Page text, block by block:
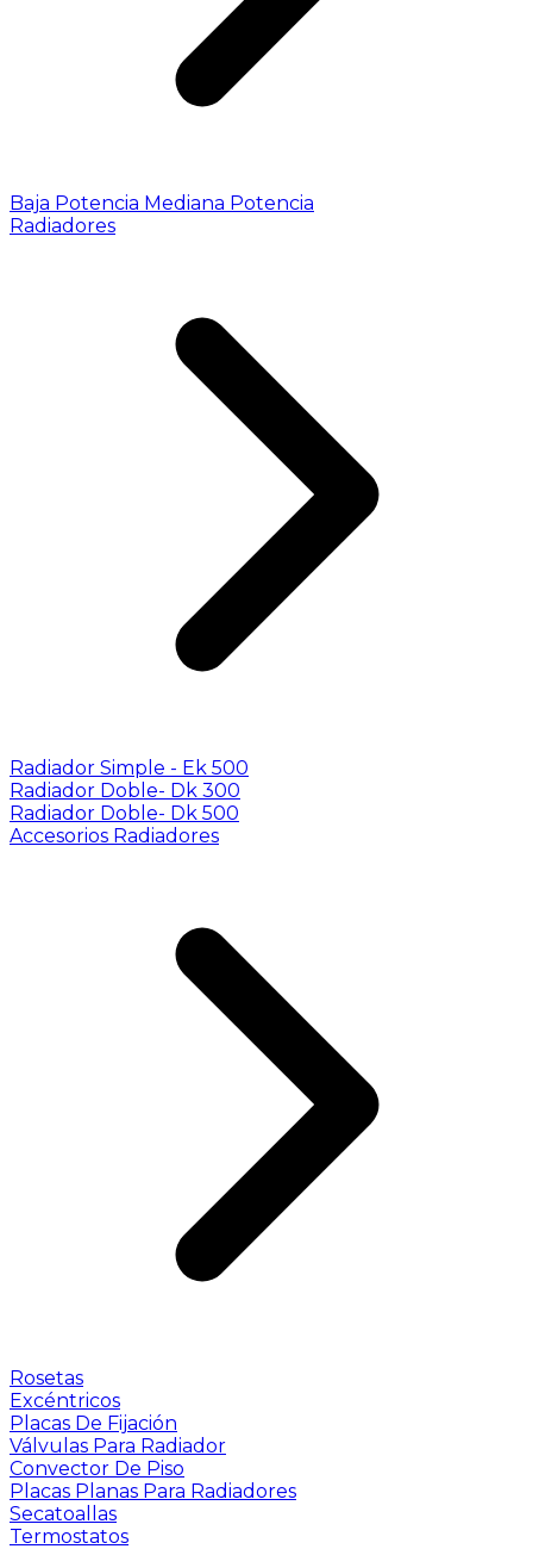
Baja Potencia Mediana Potencia
Radiadores
Radiador Simple - Ek 500
Radiador Doble- Dk 300
Radiador Doble- Dk 500
Accesorios Radiadores
Rosetas
Excéntricos
Placas De Fijación
Válvulas Para Radiador
Convector De Piso
Placas Planas Para Radiadores
Secatoallas
Termostatos